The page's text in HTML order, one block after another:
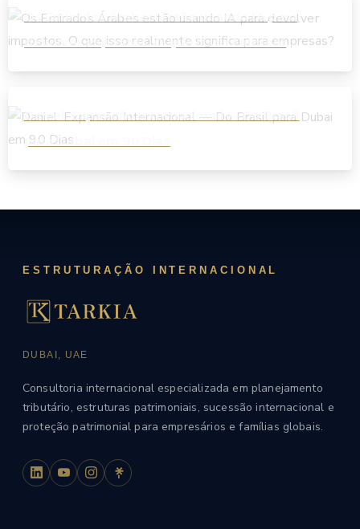
Os Emirados Árabes estão usando IA para
devolver impostos. O que isso realmente
Daniel: Expansão Internacional — Do Brasil
para Dubai em 90 Dias
ESTRUTURAÇÃO INTERNACIONAL
DUBAI, UAE
Consultoria internacional especializada em planejamento
tributário, estruturas patrimoniais, sucessão internacional e
proteção patrimonial para empresários e famílias globais.